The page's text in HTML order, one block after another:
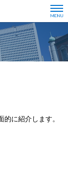
に紹介します。